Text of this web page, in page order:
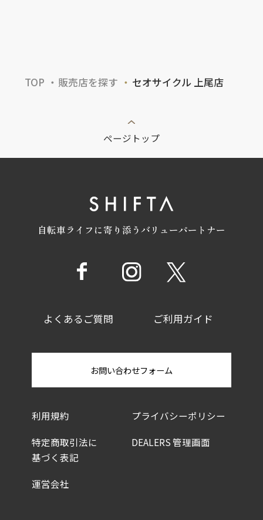
TOP 販売店を探す セオサイクル 上尾店
ページトップ
自転車ライフに寄り添うバリューパートナー
よくあるご質問 ご利用ガイド
利用規約 プライバシーポリシー
特定商取引法に
基づく表記
DEALERS 管理画面
運営会社
お問い合わせフォーム